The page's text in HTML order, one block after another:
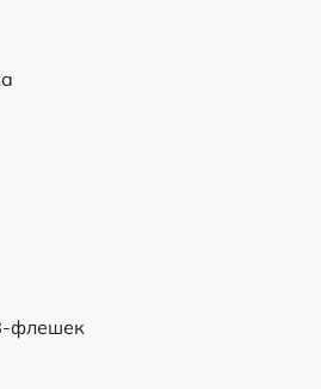
флешек